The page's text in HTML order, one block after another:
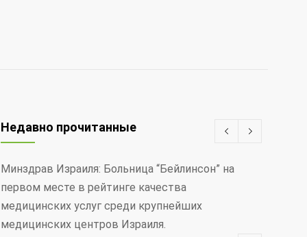
Недавно прочитанные
Минздрав Израиля: Больница “Бейлинсон” на
первом месте в рейтинге качества
медицинских услуг среди крупнейших
медицинских центров Израиля.